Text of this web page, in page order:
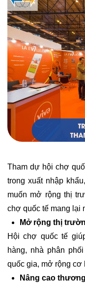
Tham dự hội chợ
trong xuất nhập
muốn mở rộng thị
chợ quốc tế mang lại
Mở rộng thị
Hội chợ quốc tế
hàng, nhà phân
quốc gia, mở rộng cơ
Nâng cao